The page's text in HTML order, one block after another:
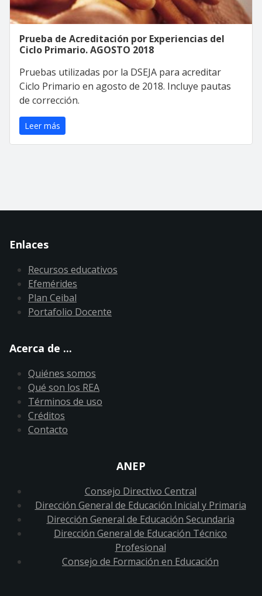
Prueba de Acreditación por Experiencias del
Ciclo Primario. AGOSTO 2018
Pruebas utilizadas por la DSEJA para acreditar
Ciclo Primario en agosto de 2018. Incluye pautas
de corrección.
Leer más
Enlaces
Recursos educativos
Efemérides
Plan Ceibal
Portafolio Docente
Acerca de ...
Quiénes somos
Qué son los REA
Términos de uso
Créditos
Contacto
ANEP
Consejo Directivo Central
Dirección General de Educación Inicial y Primaria
Dirección General de Educación Secundaria
Dirección General de Educación Técnico
Profesional
Consejo de Formación en Educación